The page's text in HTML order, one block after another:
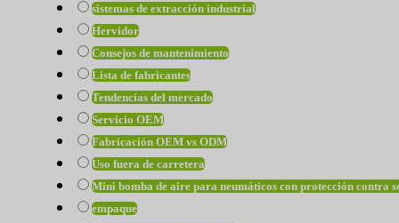
sistemas de extracción industrial
Hervidor
Consejos de mantenimiento
Lista de fabricantes
Tendencias del mercado
Servicio OEM
Fabricación OEM vs ODM
Uso fuera de carretera
Mini bomba de aire para neumáticos con protección contra
empaque